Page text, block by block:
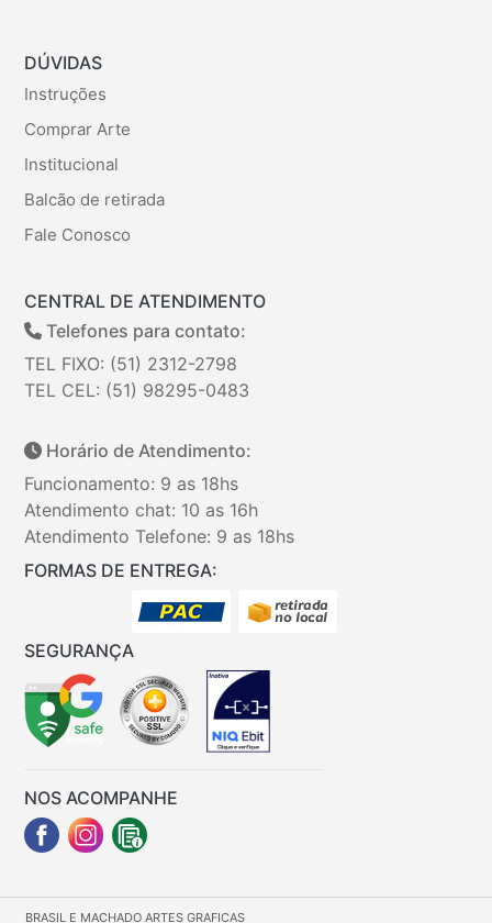
DÚVIDAS
Instruções
Comprar Arte
Institucional
Balcão de retirada
Fale Conosco
CENTRAL DE ATENDIMENTO
Telefones para contato:
TEL FIXO: (51) 2312-2798
TEL CEL: (51) 98295-0483
Horário de Atendimento:
Funcionamento: 9 as 18hs
Atendimento chat: 10 as 16h
Atendimento Telefone: 9 as 18hs
FORMAS DE ENTREGA:
SEGURANÇA
NOS ACOMPANHE
BRASIL E MACHADO ARTES GRAFICAS